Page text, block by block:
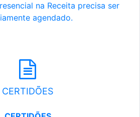
na Receita precisa ser
agendado.
CERTIDÕES